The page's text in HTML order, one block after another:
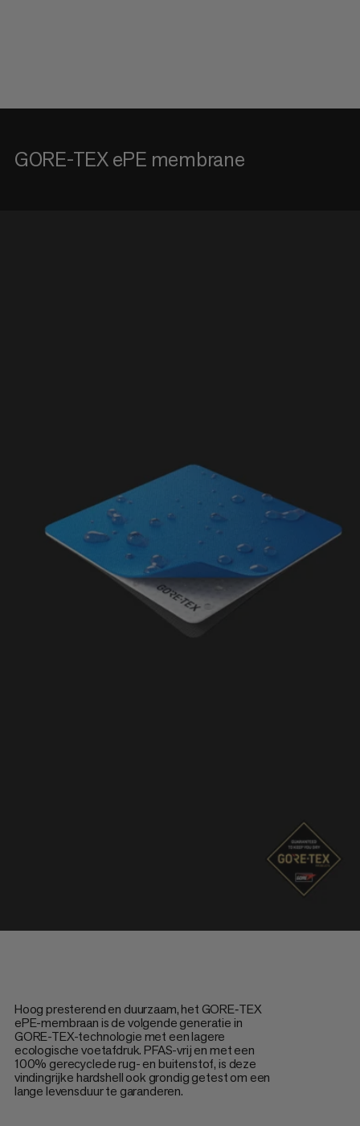
GORE-TEX ePE membrane
Hoog presterend en duurzaam, het GORE‑TEX
ePE-membraan is de volgende generatie in
GORE-TEX-technologie met een lagere
ecologische voetafdruk. PFAS-vrij en met een
100% gerecyclede rug- en buitenstof, is deze
vindingrijke hardshell ook grondig getest om een
lange levensduur te garanderen.